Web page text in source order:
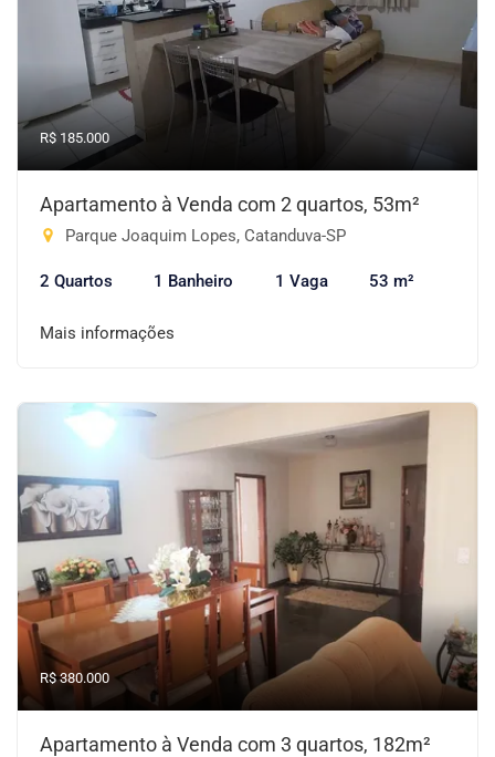
R$ 185.000
Apartamento à Venda com 2 quartos, 53m²
Parque Joaquim Lopes, Catanduva-SP
2 Quartos 1 Banheiro 1 Vaga 53 m²
Mais informações
R$ 380.000
Apartamento à Venda com 3 quartos, 182m²